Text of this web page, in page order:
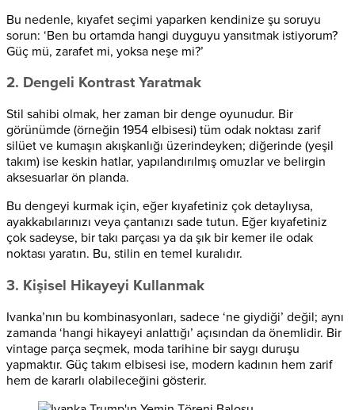
Bu nedenle, kıyafet seçimi yaparken kendinize şu soruyu
sorun: ‘Ben bu ortamda hangi duyguyu yansıtmak istiyorum?
Güç mü, zarafet mi, yoksa neşe mi?’
2. Dengeli Kontrast Yaratmak
Stil sahibi olmak, her zaman bir denge oyunudur. Bir
görünümde (örneğin 1954 elbisesi) tüm odak noktası zarif
silüet ve kumaşın akışkanlığı üzerindeyken; diğerinde (yeşil
takım) ise keskin hatlar, yapılandırılmış omuzlar ve belirgin
aksesuarlar ön planda.
Bu dengeyi kurmak için, eğer kıyafetiniz çok detaylıysa,
ayakkabılarınızı veya çantanızı sade tutun. Eğer kıyafetiniz
çok sadeyse, bir takı parçası ya da şık bir kemer ile odak
noktası yaratın. Bu, stilin en temel kuralıdır.
3. Kişisel Hikayeyi Kullanmak
Ivanka’nın bu kombinasyonları, sadece ‘ne giydiği’ değil; aynı
zamanda ‘hangi hikayeyi anlattığı’ açısından da önemlidir. Bir
vintage parça seçmek, moda tarihine bir saygı duruşu
yapmaktır. Güç takım elbisesi ise, modern kadının hem zarif
hem de kararlı olabileceğini gösterir.